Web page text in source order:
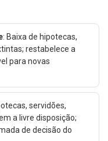
: Baixa de hipotecas,
restabelece a
para novas
servidões,
a livre disposição;
de decisão do